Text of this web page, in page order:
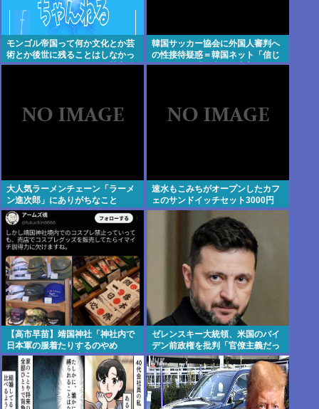
モンゴル帝国って何か文化とか芸
術とか後世に残ることはしなかっ
たの？男は殺せ女は犯せで勢力拡
韓国サッカー協会に外国人審判へ
の性接待疑惑＝韓国ネット「信じ
られない」「要求した審判もおか
大人気ラーメンチェーン「ラーメ
ン進次郎」にありがちなこと
速水もこみちがオープンしたカフ
ェのサンドイッチセット3000円
www
【高市早苗】靖国神社「神社内で
日本軍の服着たりするのやめ
ろ！」遊就館のお土産屋がこちら
ゼレンスキー大統領、米国のバイ
デン前政権を批判「官僚主義だっ
た」